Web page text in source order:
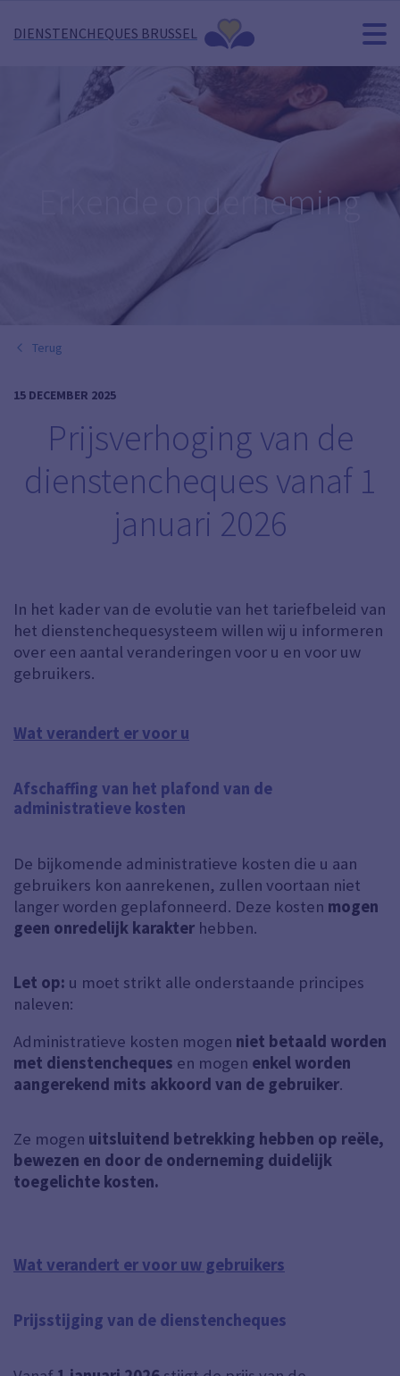
DIENSTENCHEQUES BRUSSEL
Erkende onderneming
Terug
15 DECEMBER 2025
Prijsverhoging van de
dienstencheques vanaf 1
januari 2026
In het kader van de evolutie van het tariefbeleid van
het dienstenchequesysteem willen wij u informeren
over een aantal veranderingen voor u en voor uw
gebruikers.
Wat verandert er voor u
Afschaffing van het plafond van de
administratieve kosten
De bijkomende administratieve kosten die u aan
gebruikers kon aanrekenen, zullen voortaan niet
langer worden geplafonneerd. Deze kosten mogen
geen onredelijk karakter hebben.
Let op: u moet strikt alle onderstaande principes
naleven:
Administratieve kosten mogen niet betaald worden
met dienstencheques en mogen enkel worden
aangerekend mits akkoord van de gebruiker.
Ze mogen uitsluitend betrekking hebben op reële,
bewezen en door de onderneming duidelijk
toegelichte kosten.
Wat verandert er voor uw gebruikers
Prijsstijging van de dienstencheques